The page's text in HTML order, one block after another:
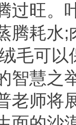
过旺。
腾耗水
毛可
智慧之
老师将